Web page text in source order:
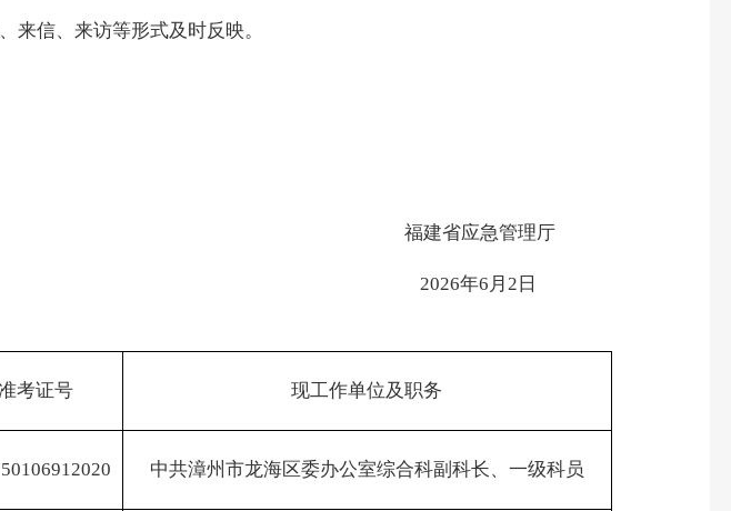
来信、来访等形式及时反映。
福建省应急管理厅
2026年6月2日
考证号 现工作单位及职务
中共漳州市龙海区委办公室综合科副科长、一级科员